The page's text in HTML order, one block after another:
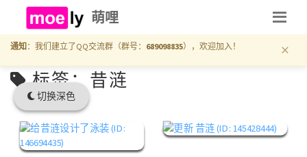
切换深色
萌哩
通知 ：我们建立了QQ交流群（群号： 689098835），欢迎加入！ ×
标签：昔涟